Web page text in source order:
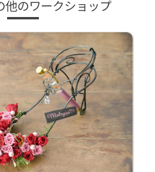
他のワークショップ